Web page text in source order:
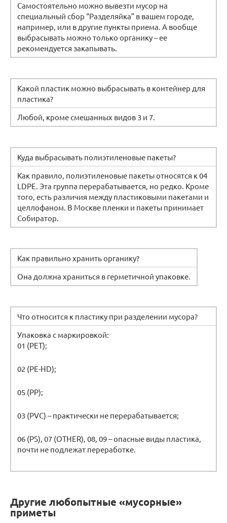
Самостоятельно можно вывезти мусор на
специальный сбор “Разделяйка” в вашем городе,
например, или в другие пункты приема. А вообще
выбрасывать можно только органику – ее
рекомендуется закапывать.
Какой пластик можно выбрасывать в контейнер для
пластика?
Любой, кроме смешанных видов 3 и 7.
Куда выбрасывать полиэтиленовые пакеты?
Как правило, полиэтиленовые пакеты относятся к 04
LDPE. Эта группа перерабатывается, но редко. Кроме
того, есть различия между пластиковыми пакетами и
целлофаном. В Москве пленки и пакеты принимает
Собиратор.
Как правильно хранить органику?
Она должна храниться в герметичной упаковке.
Что относится к пластику при разделении мусора?
Упаковка с маркировкой:
01 (PET);
02 (PE-HD);
05 (PP);
03 (PVC) – практически не перерабатывается;
06 (PS), 07 (OTHER), 08, 09 – опасные виды пластика,
почти не подлежат переработке.
Другие любопытные «мусорные»
приметы